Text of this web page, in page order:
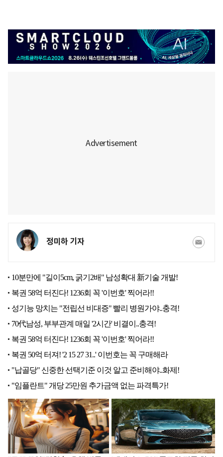
정미하 기자